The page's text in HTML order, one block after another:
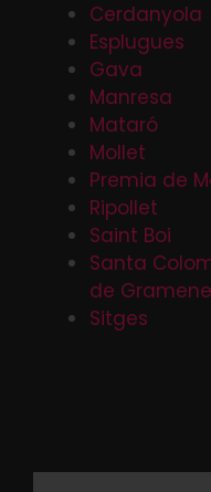
Cerdanyola
Esplugues
Gava
Manresa
Mataró
Mollet
Premia de
Ripollet
Saint Boi
Santa
de
Sitges